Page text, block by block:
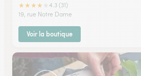
★★★★
4.3 (31)
19, rue Notre Dame
Voir la boutique